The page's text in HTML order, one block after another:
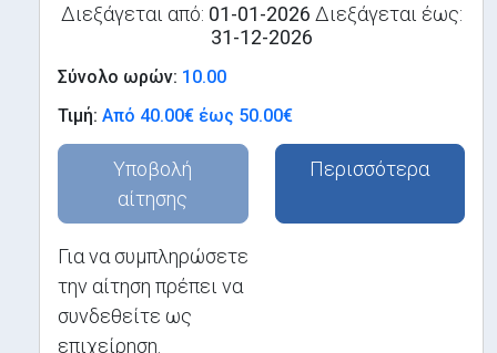
Διεξάγεται από: 01-01-2026 Διεξάγεται έως:
31-12-2026
Σύνολο ωρών: 10.00
Τιμή: Από 40.00€ έως 50.00€
Υποβολή
αίτησης
Περισσότερα
Για να συμπληρώσετε
την αίτηση πρέπει να
συνδεθείτε ως
επιχείρηση.